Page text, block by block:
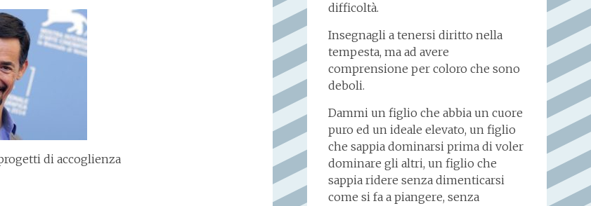
di accoglienza
difficoltà.
Insegnagli a tenersi diritto nella
tempesta, ma ad avere
comprensione per coloro che sono
deboli.
Dammi un figlio che abbia un cuore
puro ed un ideale elevato, un figlio
che sappia dominarsi prima di voler
dominare gli altri, un figlio che
sappia ridere senza dimenticarsi
come si fa a piangere, senza